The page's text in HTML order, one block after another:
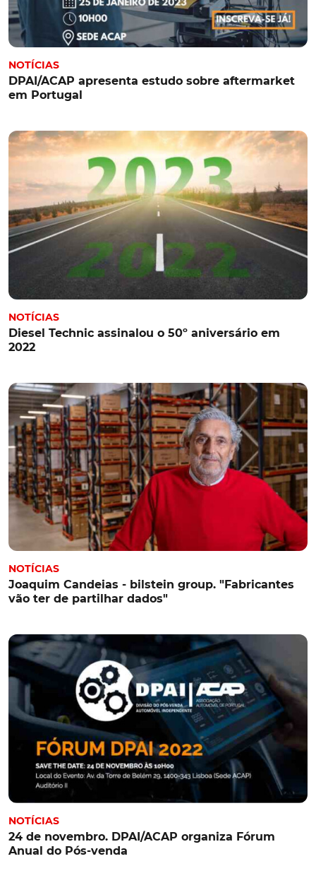
NOTÍCIAS
DPAI/ACAP apresenta estudo sobre aftermarket
em Portugal
NOTÍCIAS
Diesel Technic assinalou o 50º aniversário em
2022
NOTÍCIAS
Joaquim Candeias - bilstein group. "Fabricantes
vão ter de partilhar dados"
NOTÍCIAS
24 de novembro. DPAI/ACAP organiza Fórum
Anual do Pós-venda